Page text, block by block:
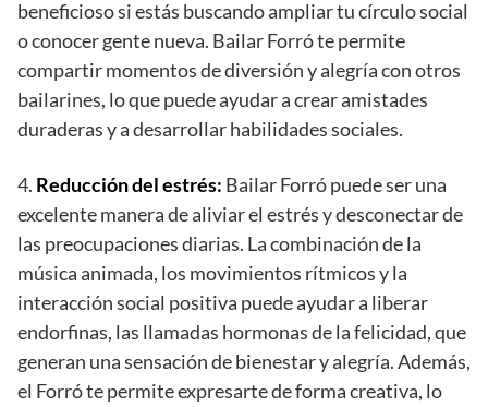
beneficioso si estás buscando ampliar tu círculo social
o conocer gente nueva. Bailar Forró te permite
compartir momentos de diversión y alegría con otros
bailarines, lo que puede ayudar a crear amistades
duraderas y a desarrollar habilidades sociales.
4. Reducción del estrés: Bailar Forró puede ser una
excelente manera de aliviar el estrés y desconectar de
las preocupaciones diarias. La combinación de la
música animada, los movimientos rítmicos y la
interacción social positiva puede ayudar a liberar
endorfinas, las llamadas hormonas de la felicidad, que
generan una sensación de bienestar y alegría. Además,
el Forró te permite expresarte de forma creativa, lo